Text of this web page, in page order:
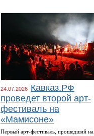
24.07.2026 Кавказ.РФ
проведет второй арт-
фестиваль на
«Мамисоне»
Первый арт-фестиваль, прошедший на